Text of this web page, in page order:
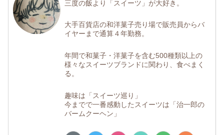
三度の飯より「スイーツ」が大好き。
大手百貨店の和洋菓子売り場で販売員からバ
イヤーまで通算４年勤務。
年間で和菓子・洋菓子を含む500種類以上の
様々なスイーツブランドに関わり、食べまく
る。
趣味は「スイーツ巡り」
今までで一番感動したスイーツは「治一郎の
バームクーヘン」